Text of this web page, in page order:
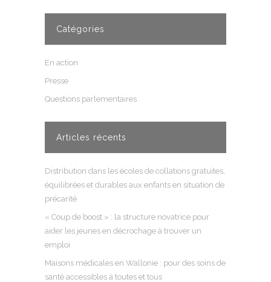
Catégories
En action
Presse
Questions parlementaires
Articles récents
Distribution dans les écoles de collations gratuites,
équilibrées et durables aux enfants en situation de
précarité
« Coup de boost » : la structure novatrice pour
aider les jeunes en décrochage à trouver un
emploi
Maisons médicales en Wallonie : pour des soins de
santé accessibles à toutes et tous